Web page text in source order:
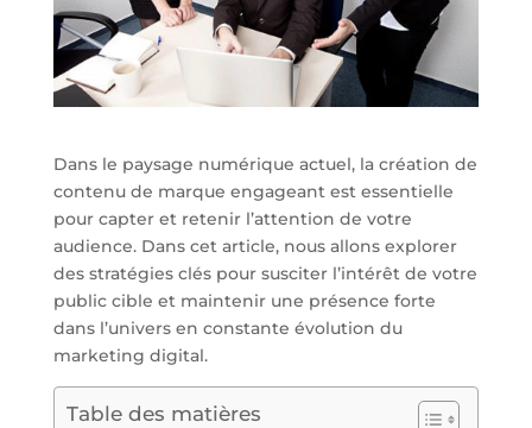
Dans le paysage numérique actuel, la création de
contenu de marque engageant est essentielle
pour capter et retenir l’attention de votre
audience. Dans cet article, nous allons explorer
des stratégies clés pour susciter l’intérêt de votre
public cible et maintenir une présence forte
dans l’univers en constante évolution du
marketing digital.
Table des matières